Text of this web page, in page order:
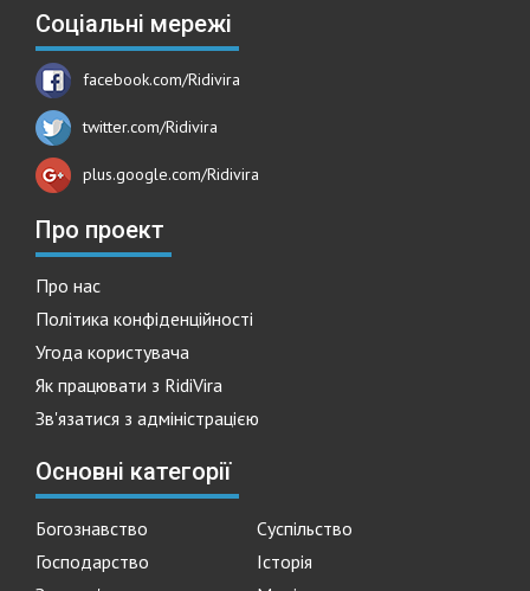
Соціальні мережі
facebook.com/Ridivira
twitter.com/Ridivira
plus.google.com/Ridivira
Про проект
Про нас
Політика конфіденційності
Угода користувача
Як працювати з RidiVira
Зв'язатися з адміністрацією
Основні категорії
Богознавство
Суспільство
Господарство
Історія